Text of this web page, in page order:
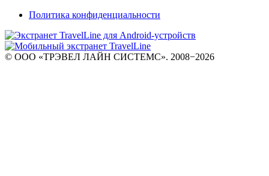
Политика конфиденциальности
© ООО «ТРЭВЕЛ ЛАЙН СИСТЕМС». 2008−2026